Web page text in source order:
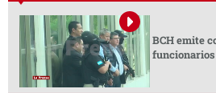
BCH emite